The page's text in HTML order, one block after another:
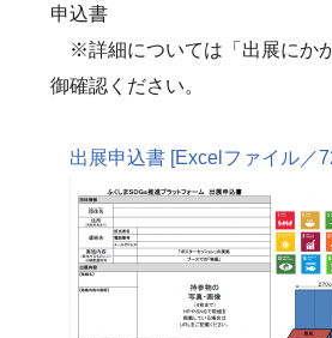
申込書
※詳細については「出展にか
御確認ください。
出展申込書 [Excelファイル／